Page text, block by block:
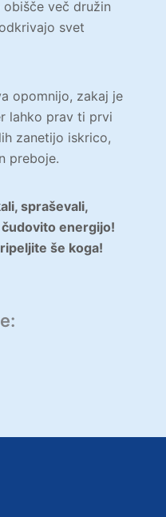
obišče več družin
svet
opomnijo, zakaj je
lahko prav ti prvi
zanetijo iskrico,
preboje.
spraševali,
energijo!
še koga!